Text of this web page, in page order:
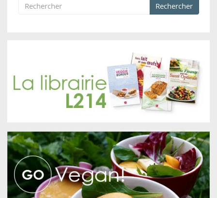
Formulaire de recherche
Rechercher